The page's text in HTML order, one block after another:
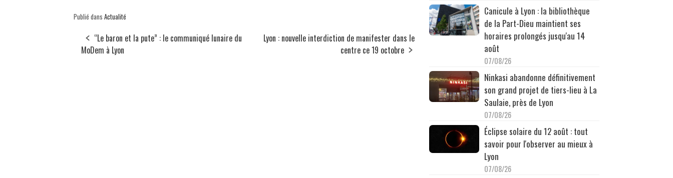
Publié dans Actualité
“Le baron et la pute” : le communiqué lunaire du
MoDem à Lyon
Lyon : nouvelle interdiction de manifester dans le
centre ce 19 octobre
Canicule à Lyon : la bibliothèque
de la Part-Dieu maintient ses
horaires prolongés jusqu'au 14
août
07/08/26
Ninkasi abandonne définitivement
son grand projet de tiers-lieu à La
Saulaie, près de Lyon
07/08/26
Éclipse solaire du 12 août : tout
savoir pour l'observer au mieux à
Lyon
07/08/26